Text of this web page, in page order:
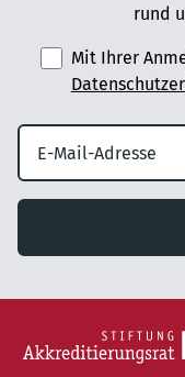
rund
Mit Ihrer